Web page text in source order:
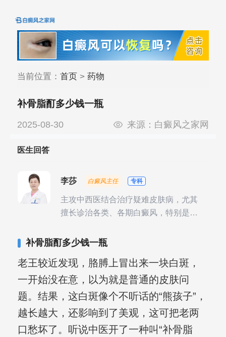
当前位置： 首页> 药物
补骨脂酊多少钱一瓶
2025-08-30 来源： 白癜风之家网
医生回答
李莎 白癜风主任 专科
主攻中西医结合治疗疑难皮肤病，尤其
擅长诊治各类、各期白癜风，特别是对
复发期;临床运用中医的辨证施治，理法
补骨脂酊多少钱一瓶
老王较近发现，胳膊上冒出来一块白斑，
一开始没在意，以为就是普通的皮肤问
题。结果，这白斑像个不听话的“熊孩子”，
越长越大，还影响到了美观，这可把老两
口愁坏了。听说中医开了一种叫“补骨脂